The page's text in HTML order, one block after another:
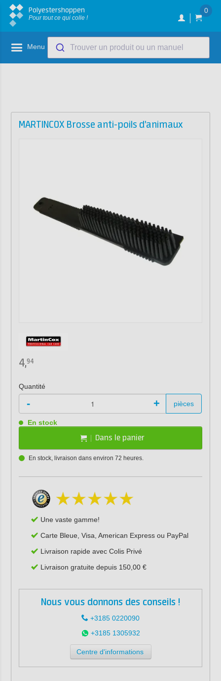
Polyestershoppen
Pour tout ce qui colle !
0
Menu Trouver un produit ou un manuel
MARTINCOX Brosse anti-poils d'animaux
4,94
Quantité
- + pièces
En stock
Dans le panier
En stock, livraison dans environ 72 heures.
Une vaste gamme!
Carte Bleue, Visa, American Express ou PayPal
Livraison rapide avec Colis Privé
Livraison gratuite depuis 150,00 €
Nous vous donnons des conseils !
+3185 0220090
+3185 1305932
Centre d'informations